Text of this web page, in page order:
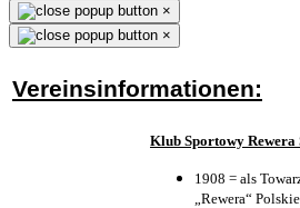
×
×
Vereinsinformationen:
Klub Sportowy Rewera
1908 = als
„Rewera“